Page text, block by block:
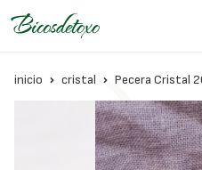
inicio cristal Pecera Cristal